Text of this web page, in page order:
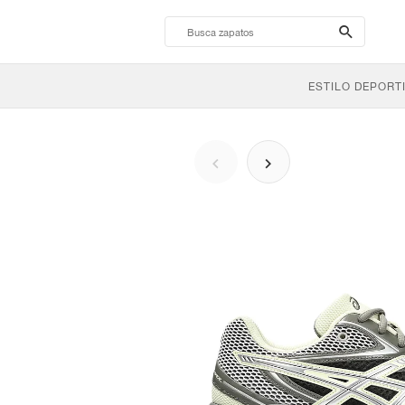
search-
btn
ESTILO